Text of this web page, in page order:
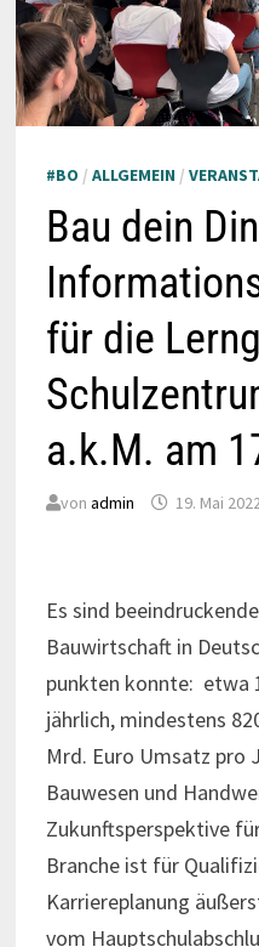
#BO / ALLGEMEIN /
Bau dein
für die
a.k.M. am
von admin 19. Mai
Es sind
Bauwirtschaft in
punkten konnte: etwa
jährlich, mindestens
Mrd. Euro Umsatz pro
Bauwesen und
Zukunftsperspektive
Branche ist für
Karriereplanung
vom